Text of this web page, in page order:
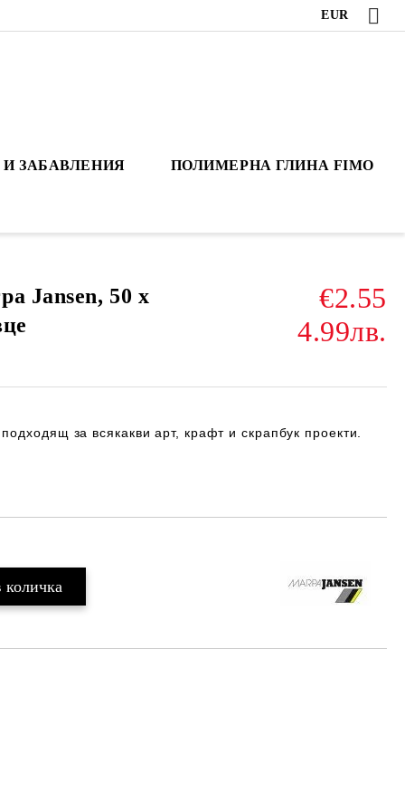
EUR
И ЗАБАВЛЕНИЯ ПОЛИМЕРНА ГЛИНА FIMO
Jansen, 50 x
€2.55
4.99лв.
подходящ за всякакви арт, крафт и скрапбук проекти.